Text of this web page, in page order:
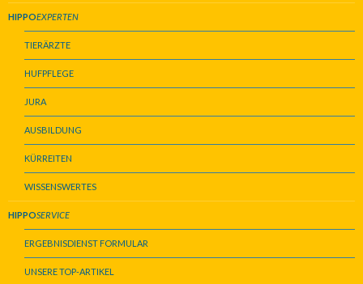
HIPPOEXPERTEN
TIERÄRZTE
HUFPFLEGE
JURA
AUSBILDUNG
KÜRREITEN
WISSENSWERTES
HIPPOSERVICE
ERGEBNISDIENST FORMULAR
UNSERE TOP-ARTIKEL